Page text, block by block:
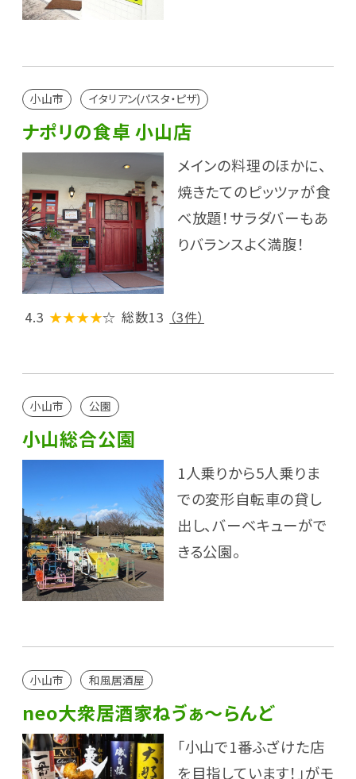
小山市 イタリアン(パスタ・ピザ)
ナポリの食卓 小山店
メインの料理のほかに、
焼きたてのピッツァが食
べ放題！サラダバーもあ
りバランスよく満腹！
4.3 ★★★★☆ 総数13 （3件）
小山市 公園
小山総合公園
1人乗りから5人乗りま
での変形自転車の貸し
出し、バーベキューがで
きる公園。
小山市 和風居酒屋
neo大衆居酒家ねゔぁ～らんど
「小山で1番ふざけた店
を目指しています！」がモ